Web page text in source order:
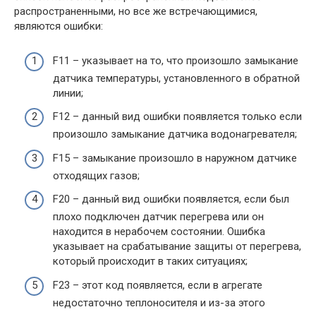
распространенными, но все же встречающимися,
являются ошибки:
F11 – указывает на то, что произошло замыкание
датчика температуры, установленного в обратной
линии;
F12 – данный вид ошибки появляется только если
произошло замыкание датчика водонагревателя;
F15 – замыкание произошло в наружном датчике
отходящих газов;
F20 – данный вид ошибки появляется, если был
плохо подключен датчик перегрева или он
находится в нерабочем состоянии. Ошибка
указывает на срабатывание защиты от перегрева,
который происходит в таких ситуациях;
F23 – этот код появляется, если в агрегате
недостаточно теплоносителя и из-за этого